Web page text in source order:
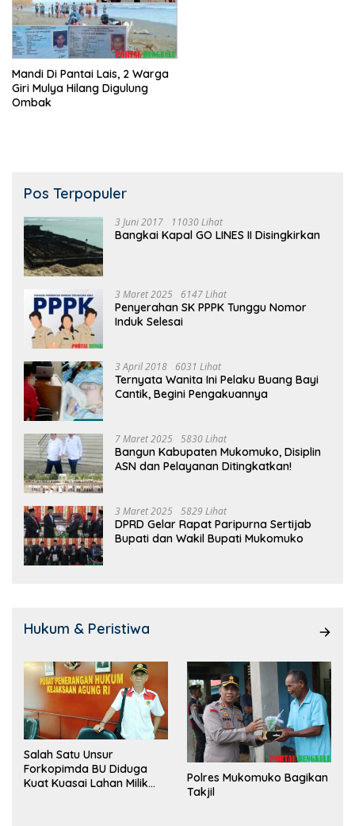
Mandi Di Pantai Lais, 2 Warga
Giri Mulya Hilang Digulung
Ombak
Pos Terpopuler
3 Juni 2017 11030 Lihat
Bangkai Kapal GO LINES II Disingkirkan
3 Maret 2025 6147 Lihat
Penyerahan SK PPPK Tunggu Nomor
Induk Selesai
3 April 2018 6031 Lihat
Ternyata Wanita Ini Pelaku Buang Bayi
Cantik, Begini Pengakuannya
7 Maret 2025 5830 Lihat
Bangun Kabupaten Mukomuko, Disiplin
ASN dan Pelayanan Ditingkatkan!
3 Maret 2025 5829 Lihat
DPRD Gelar Rapat Paripurna Sertijab
Bupati dan Wakil Bupati Mukomuko
Hukum & Peristiwa
Salah Satu Unsur
Forkopimda BU Diduga
Kuat Kuasai Lahan Milik
Polres Mukomuko Bagikan
Takjil